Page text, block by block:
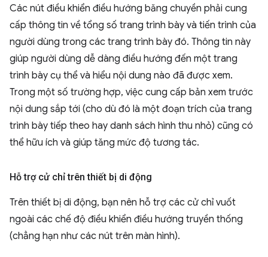
Các nút điều khiển điều hướng băng chuyền phải cung
cấp thông tin về tổng số trang trình bày và tiến trình của
người dùng trong các trang trình bày đó. Thông tin này
giúp người dùng dễ dàng điều hướng đến một trang
trình bày cụ thể và hiểu nội dung nào đã được xem.
Trong một số trường hợp, việc cung cấp bản xem trước
nội dung sắp tới (cho dù đó là một đoạn trích của trang
trình bày tiếp theo hay danh sách hình thu nhỏ) cũng có
thể hữu ích và giúp tăng mức độ tương tác.
Hỗ trợ cử chỉ trên thiết bị di động
Trên thiết bị di động, bạn nên hỗ trợ các cử chỉ vuốt
ngoài các chế độ điều khiển điều hướng truyền thống
(chẳng hạn như các nút trên màn hình).